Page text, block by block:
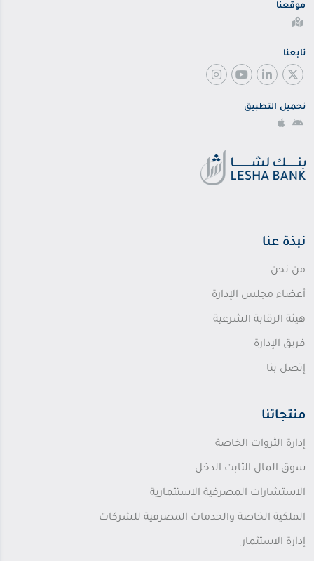
موقعنا
تابعنا
تحميل التطبيق
نبذة عنا
من نحن
أعضاء مجلس الإدارة
هيئة الرقابة الشرعية
فريق الإدارة
إتصل بنا
منتجاتنا
إدارة الثروات الخاصة
سوق المال الثابت الدخل
الاستشارات المصرفية الاستثمارية
الملكية الخاصة والخدمات المصرفية للشركات
إدارة الاستثمار